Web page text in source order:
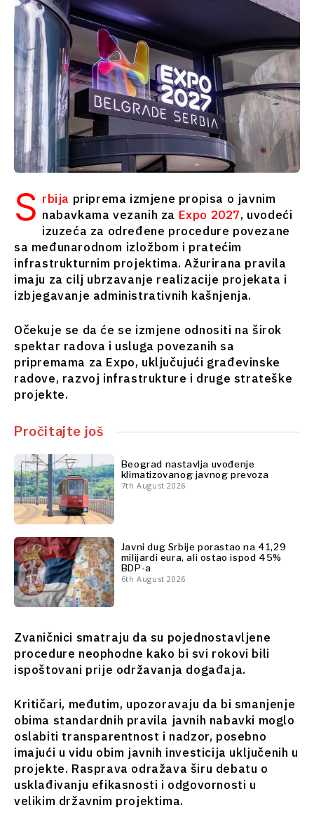
Sjeverna
Makedonija
Srbija
Slovenija
Biznis i
ekonomija
Poslovne
Imenovanja
Poljoprivreda
Industrijalci
Građevinarstvo
Energija
Životna
sredina
FMCG
Nauka
Rudarstvo
Maloprodaja
Tehnologija
Telekomunikacije
Turizam
Prevoz
Trgovina
Intervju
Mišljenje
Okrugli
Svet
Analiza
Istraži
Vijesti
Događaji
O
kulturi
Srbija
Slovenija
Biznis i
ekonomija
Poslovne
priče
Imenovanja
Industrijalci
Građevinarstvo
Energija
Životna
sredina
Finansije
Nauka
Rudarstvo
Maloprodaja
Održivost
Tehnologija
Turizam
Trgovina
Analize
Intervju
Mišljenje
Okrugli
sto
Analiza
Vijesti
Događaji
O kulturi
Sport
Lifestyle
S rbija priprema izmjene propisa o javnim
nabavkama vezanih za Expo 2027, uvodeći
izuzeća za određene procedure povezane
sa međunarodnom izložbom i pratećim
infrastrukturnim projektima. Ažurirana pravila
imaju za cilj ubrzavanje realizacije projekata i
izbjegavanje administrativnih kašnjenja.
Očekuje se da će se izmjene odnositi na širok
spektar radova i usluga povezanih sa
pripremama za Expo, uključujući građevinske
radove, razvoj infrastrukture i druge strateške
projekte.
Pročitajte još
Beograd nastavlja uvođenje
klimatizovanog javnog prevoza
7th August 2026
Javni dug Srbije porastao na 41,29
milijardi eura, ali ostao ispod 45%
BDP-a
6th August 2026
Zvaničnici smatraju da su pojednostavljene
procedure neophodne kako bi svi rokovi bili
ispoštovani prije održavanja događaja.
Kritičari, međutim, upozoravaju da bi smanjenje
obima standardnih pravila javnih nabavki moglo
oslabiti transparentnost i nadzor, posebno
imajući u vidu obim javnih investicija uključenih u
projekte. Rasprava odražava širu debatu o
usklađivanju efikasnosti i odgovornosti u
velikim državnim projektima.